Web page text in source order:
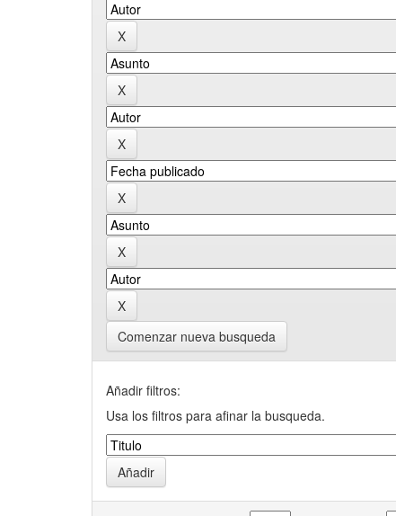
Comenzar nueva busqueda
Añadir filtros:
Usa los filtros para afinar la busqueda.